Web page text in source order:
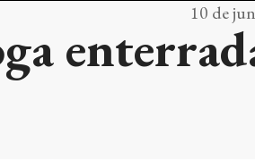
10 de